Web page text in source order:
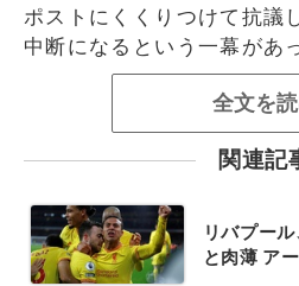
ポストにくくりつけて抗議
中断になるという一幕があ
全文を
関連記
リバプー
と肉薄 ア